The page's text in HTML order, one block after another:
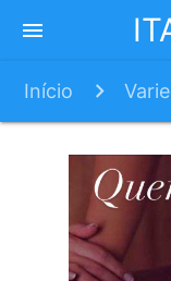
menu
Início
para